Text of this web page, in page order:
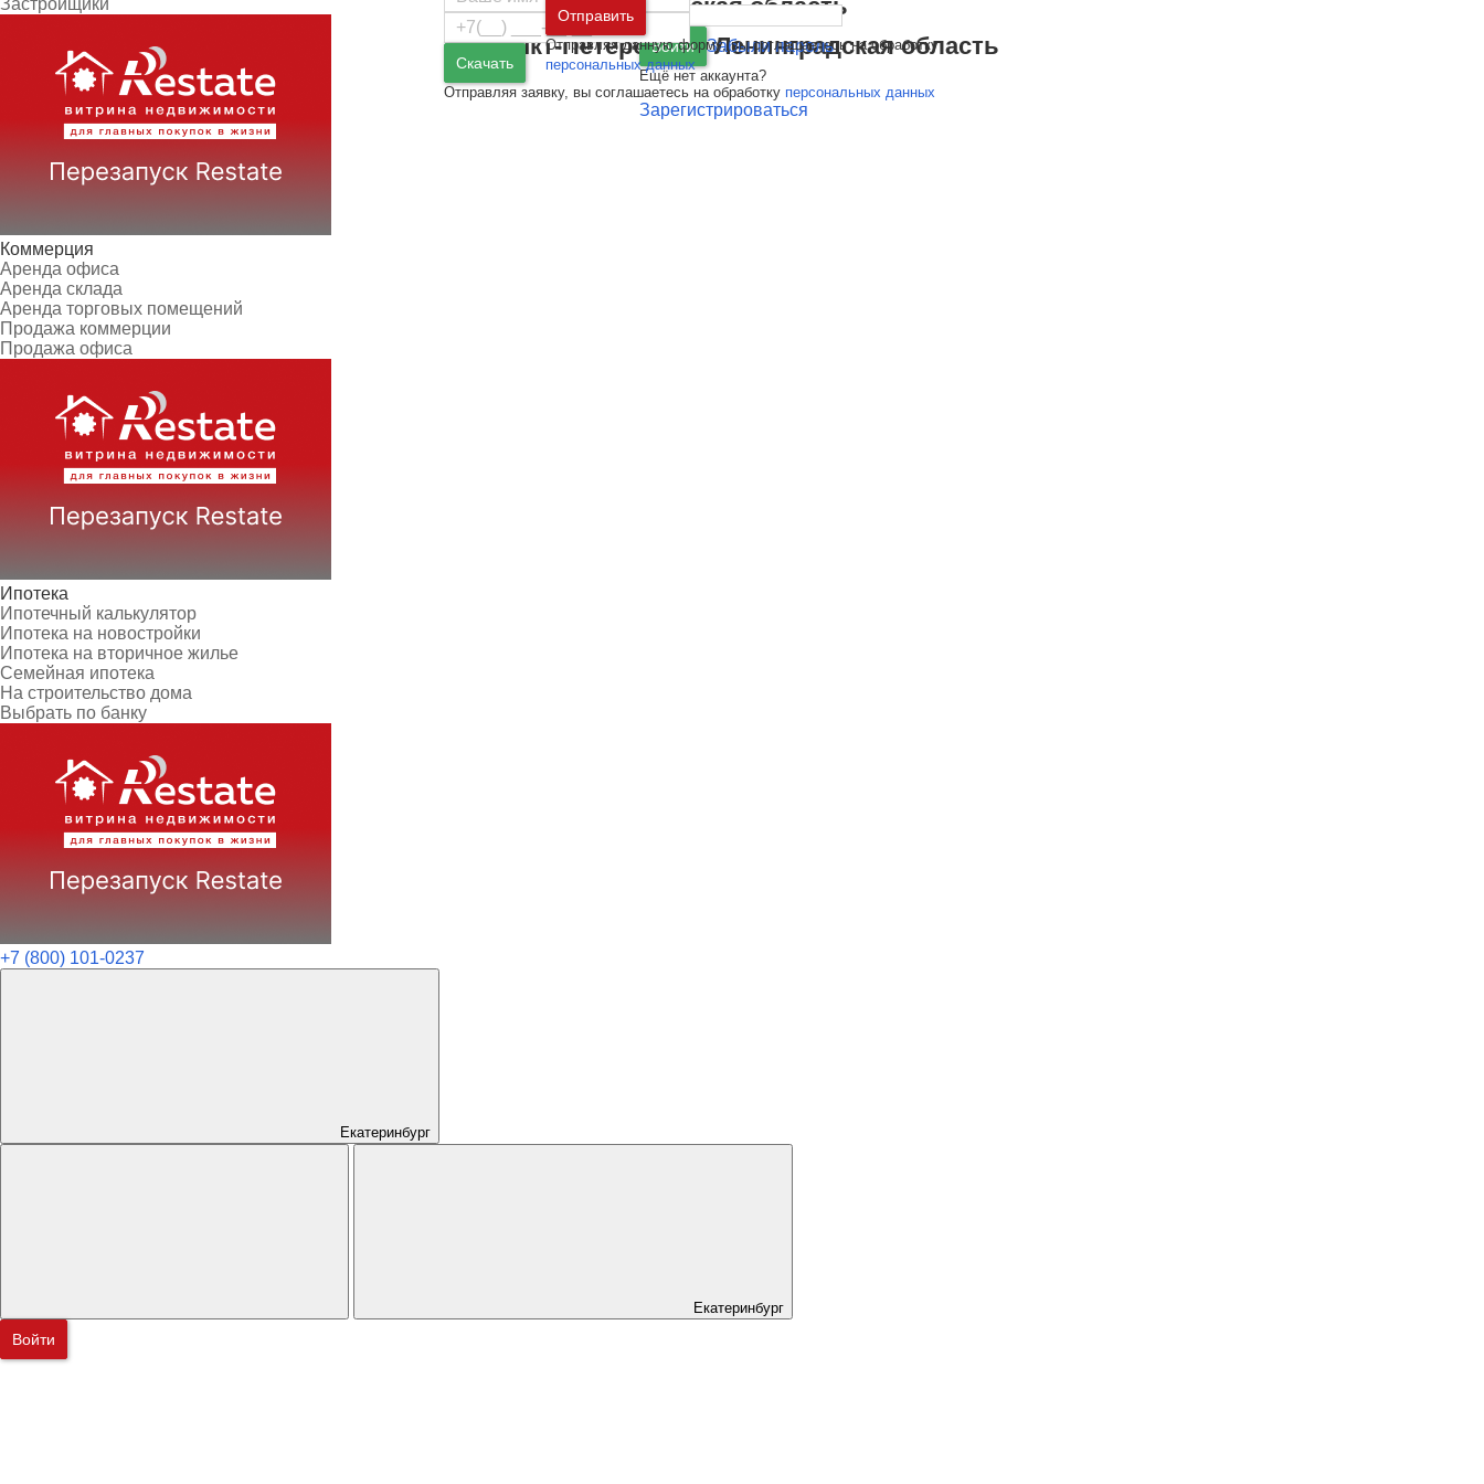
Застройщики
Коммерция
Аренда офиса
Аренда склада
Аренда торговых помещений
Продажа коммерции
Продажа офиса
Ипотека
Ипотечный калькулятор
Ипотека на новостройки
Ипотека на вторичное жилье
Семейная ипотека
На строительство дома
Выбрать по банку
+7 (800) 101-0237
Екатеринбург
Екатеринбург
Войти
Москва
Московская область
Санкт-Петербург иЛенинградская область
Войти Забыли пароль
Ещё нет аккаунта?
Зарегистрироваться
Скачать
Отправляя заявку, вы соглашаетесь на обработку персональных данных
Отправить
Отправляя данную форму, вы соглашаетесь на обработку
персональных данных